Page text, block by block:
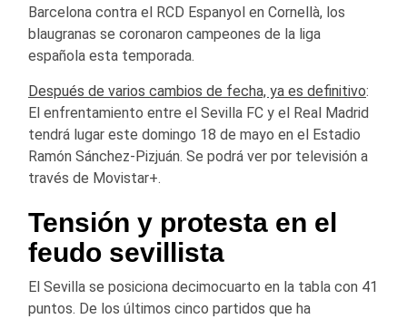
Barcelona contra el RCD Espanyol en Cornellà, los
blaugranas se coronaron campeones de la liga
española esta temporada.
Después de varios cambios de fecha, ya es definitivo:
El enfrentamiento entre el Sevilla FC y el Real Madrid
tendrá lugar este domingo 18 de mayo en el Estadio
Ramón Sánchez-Pizjuán. Se podrá ver por televisión a
través de Movistar+.
Tensión y protesta en el
feudo sevillista
El Sevilla se posiciona decimocuarto en la tabla con 41
puntos. De los últimos cinco partidos que ha